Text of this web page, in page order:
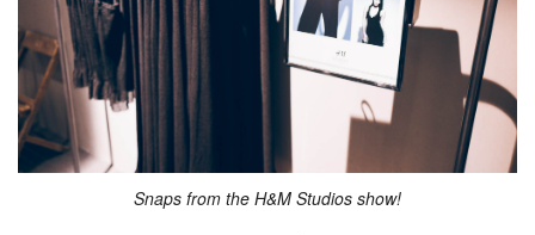
Snaps from the H&M Studios show!